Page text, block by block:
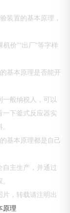
装置的基本原理，
价”“出厂”等字样
基本原理是否能开
一般纳税人，可以
一下釜式反应器实
基本原理都是自己
自主生产，并通过
，转载请注明出
原理